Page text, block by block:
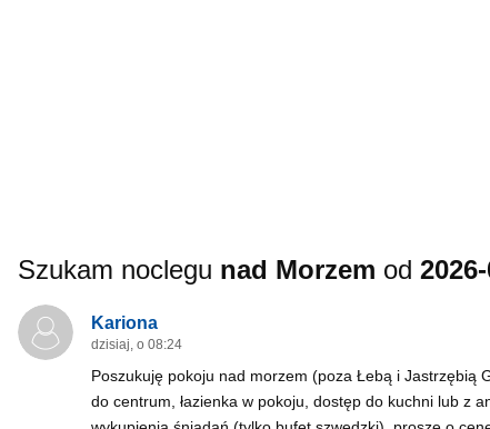
Szukam noclegu nad Morzem od
Kariona
dzisiaj, o 08:24
Poszukuję pokoju nad morzem (poza Łebą i Jastrzębią
do centrum, łazienka w pokoju, dostęp do kuchni lub z